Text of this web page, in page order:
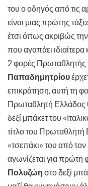
του ο οδηγός από τις
είναι μιας πρώτης
έτσι όπως ακριβώς
που αγαπάει ιδιαίτερα
2 φορές
Παπαδημητρίου
επικράτηση, αυτή τη
Πρωταθλητή Ελλάδος
δεξί μπάκετ του
τίτλο του
«τσεπάκι» του από
αγωνίζεται για
Πολυζώη στο δεξί